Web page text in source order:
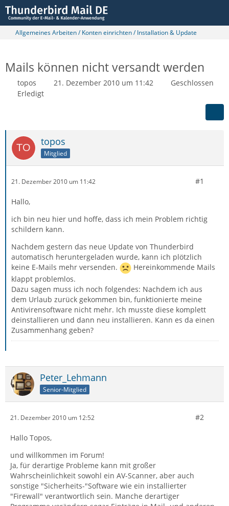
Allgemeines Arbeiten / Konten einrichten / Installation & Update
Mails können nicht versandt werden
topos 21. Dezember 2010 um 11:42
Geschlossen
Erledigt
topos
Mitglied
21. Dezember 2010 um 11:42 #1
Hallo,
ich bin neu hier und hoffe, dass ich mein Problem richtig
schildern kann.
Nachdem gestern das neue Update von Thunderbird
automatisch heruntergeladen wurde, kann ich plötzlich
keine E-Mails mehr versenden.
Hereinkommende Mails
klappt problemlos.
Dazu sagen muss ich noch folgendes: Nachdem ich aus
dem Urlaub zurück gekommen bin, funktionierte meine
Antivirensoftware nicht mehr. Ich musste diese komplett
deinstallieren und dann neu installieren. Kann es da einen
Zusammenhang geben?
Peter_Lehmann
Senior-Mitglied
21. Dezember 2010 um 12:52 #2
Hallo Topos,
und willkommen im Forum!
Ja, für derartige Probleme kann mit großer
Wahrscheinlichkeit sowohl ein AV-Scanner, aber auch
sonstige "Sicherheits-"Software wie ein installierter
"Firewall" verantwortlich sein. Manche derartiger